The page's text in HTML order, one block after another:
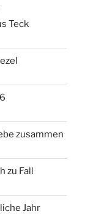
Teck
zusammen
zu Fall
Jahr